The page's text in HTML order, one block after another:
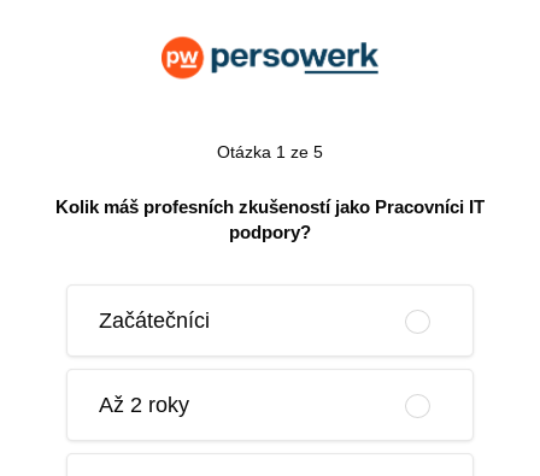
Otázka 1 ze 5
Kolik máš profesních zkušeností jako Pracovníci IT
podpory?
Začátečníci
Až 2 roky